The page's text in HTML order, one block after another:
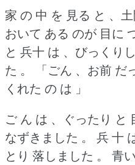
家 の 中 を 見る と 、
おいて ある のが 目に
と 兵十 は 、びっくり
た 。
「ごん 、お前 だ
くれた の は 」
ご ん は 、ぐったり と
なずきました 。
兵 十
とり 落しました 。
青